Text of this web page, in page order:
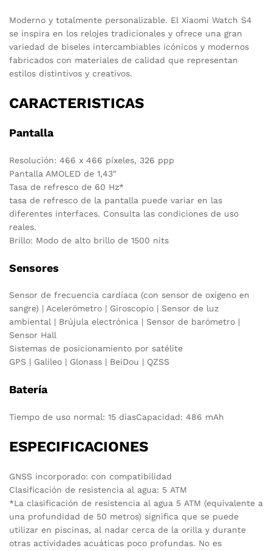
Moderno y totalmente personalizable. El Xiaomi Watch S4
se inspira en los relojes tradicionales y ofrece una gran
variedad de biseles intercambiables icónicos y modernos
fabricados con materiales de calidad que representan
estilos distintivos y creativos.
CARACTERISTICAS
Pantalla
Resolución: 466 x 466 píxeles, 326 ppp
Pantalla AMOLED de 1,43″
Tasa de refresco de 60 Hz*
tasa de refresco de la pantalla puede variar en las
diferentes interfaces. Consulta las condiciones de uso
reales.
Brillo: Modo de alto brillo de 1500 nits
Sensores
Sensor de frecuencia cardíaca (con sensor de oxígeno en
sangre) | Acelerómetro | Giroscopio | Sensor de luz
ambiental | Brújula electrónica | Sensor de barómetro |
Sensor Hall
Sistemas de posicionamiento por satélite
GPS | Galileo | Glonass | BeiDou | QZSS
Batería
Tiempo de uso normal: 15 díasCapacidad: 486 mAh
ESPECIFICACIONES
GNSS incorporado: con compatibilidad
Clasificación de resistencia al agua: 5 ATM
*La clasificación de resistencia al agua 5 ATM (equivalente a
una profundidad de 50 metros) significa que se puede
utilizar en piscinas, al nadar cerca de la orilla y durante
otras actividades acuáticas poco profundas. No es